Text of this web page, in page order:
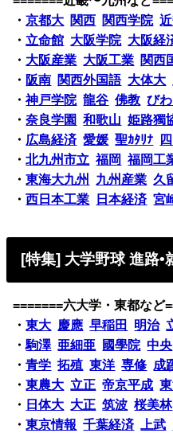
・京都大 関西 関西学院
・ 立命館 大阪学院 大阪経
・ 大阪産業 大阪工業 関西
・ 阪南 関西外国語 大体大
・神戸学院 龍谷 佛教 び
・奈良学園 和歌山 姫路獨
・ 広島経済 愛媛 聖ｶﾀﾘﾅ
・北九州市立 福岡 福岡工
・東海大九州 九州産業 久
・西日本工業 日本経済 宮
[特集] 大学野球 進路•
=======六大学・東都など
・東大 慶應 早稲田 明治
・駒澤 亜細亜 國學院 中央
・青学 拓殖 東洋 専修 成
・東農大 立正 帝京平成
・ 日体大 大正 筑波 桜美林
・東京情報 千葉経済 上武